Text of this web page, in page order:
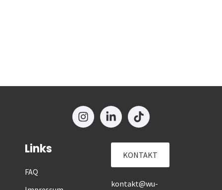
Links
FAQ
KONTAKT
kontakt@wu-